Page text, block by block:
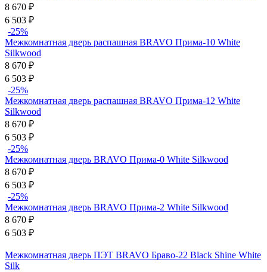
8 670 ₽
6 503 ₽
-25%
Межкомнатная дверь распашная BRAVO Прима-10 White
Silkwood
8 670 ₽
6 503 ₽
-25%
Межкомнатная дверь распашная BRAVO Прима-12 White
Silkwood
8 670 ₽
6 503 ₽
-25%
Межкомнатная дверь BRAVO Прима-0 White Silkwood
8 670 ₽
6 503 ₽
-25%
Межкомнатная дверь BRAVO Прима-2 White Silkwood
8 670 ₽
6 503 ₽
Межкомнатная дверь ПЭТ BRAVO Браво-22 Black Shine White
Silk